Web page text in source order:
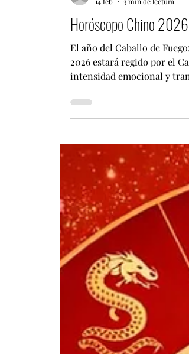
Fabián Pizarro Arcos
14 feb
3 min de lectura
Horóscopo Chino
El año del Caballo de
intensidad emocional y
libertad, mientras que el